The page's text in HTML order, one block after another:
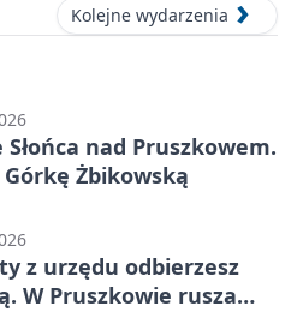
Kolejne wydarzenia
nad Pruszkowem.
Żbikowską
z urzędu odbierzesz
W Pruszkowie rusza